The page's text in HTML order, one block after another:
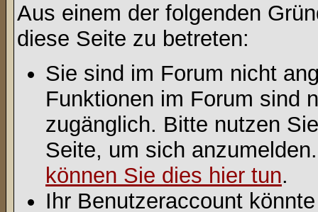
Aus einem der folgenden
diese Seite zu betreten:
Sie sind im Forum nicht
Funktionen im Forum sind
zugänglich. Bitte nutzen
Seite, um sich
können Sie dies hier tun.
Ihr Benutzeraccount